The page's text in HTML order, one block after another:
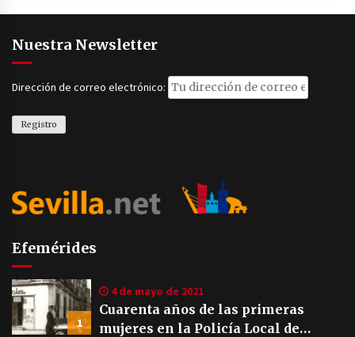
Nuestra Newsletter
Dirección de correo electrónico:
Efemérides
1
4 de mayo de 2021
Cuarenta años de las primeras
mujeres en la Policía Local de